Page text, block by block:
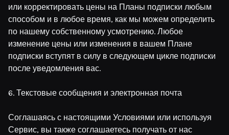
или корректировать цены на Планы подписки любым
способом и в любое время, как мы можем определить
по нашему собственному усмотрению. Любое
изменение цены или изменения в вашем Плане
подписки вступят в силу в следующем цикле подписки
после уведомления вас.
6. Текстовые сообщения и электронная почта
Соглашаясь с настоящими Условиями или используя
Сервис, вы также соглашаетесь получать от нас